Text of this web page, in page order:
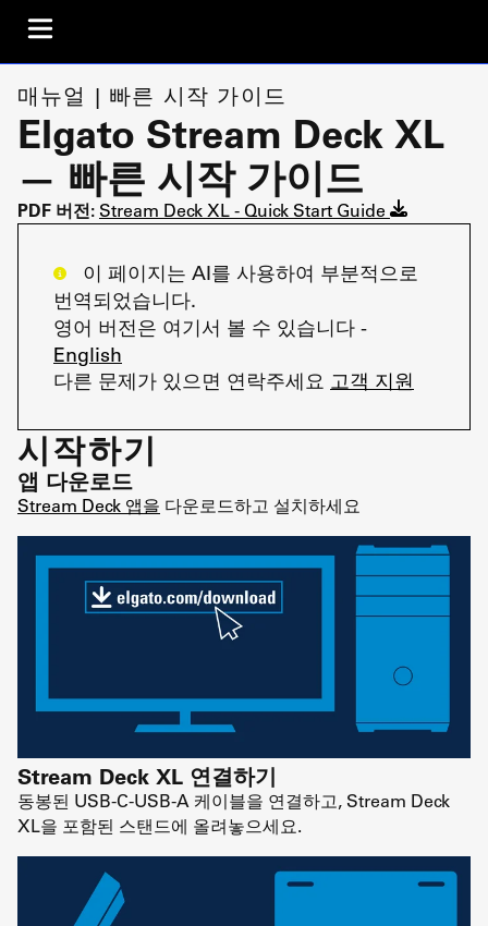
매뉴얼 | 빠른 시작 가이드
Elgato Stream Deck XL
— 빠른 시작 가이드
PDF 버전: Stream Deck XL - Quick Start Guide
이 페이지는 AI를 사용하여 부분적으로
번역되었습니다.
영어 버전은 여기서 볼 수 있습니다 -
English
다른 문제가 있으면 연락주세요 고객 지원
시작하기
앱 다운로드
Stream Deck 앱을 다운로드하고 설치하세요
Stream Deck XL 연결하기
동봉된 USB-C-USB-A 케이블을 연결하고, Stream Deck
XL을 포함된 스탠드에 올려놓으세요.